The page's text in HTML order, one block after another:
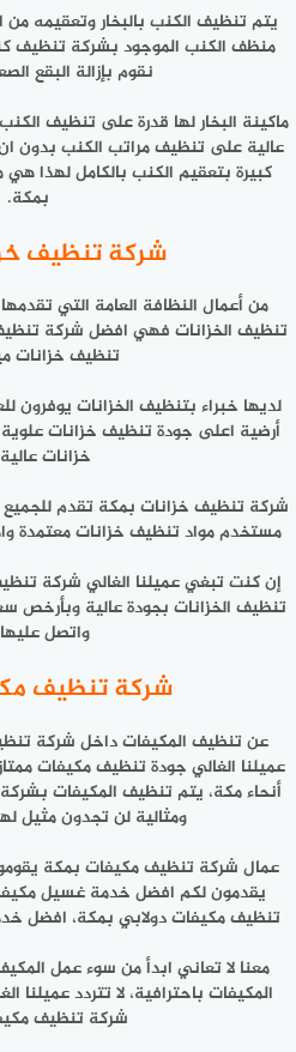
يتم تنظيف الكنب بالبخار وتعقيمه من
منظف الكنب الموجود بشركة تنظيف
نقوم بإزالة البقع
ماكينة البخار لها قدرة على تنظيف
عالية على تنظيف مراتب الكنب بدون
كبيرة بتعقيم الكنب بالكامل لهذا
بمكة.
شركة تنظيف
من أعمال النظافة العامة التي تقدمها
تنظيف الخزانات فهي افضل شركة
تنظيف خزانات
لديها خبراء بتنظيف الخزانات يوفرون
أرضية اعلى جودة تنظيف خزانات
خزانات
شركة تنظيف خزانات بمكة تقدم
مستخدم مواد تنظيف خزانات معتمدة
إن كنت تبغي عميلنا الغالي شركة
تنظيف الخزانات بجودة عالية وبأرخص
واتصل عليها
شركة تنظيف
عن تنظيف المكيفات داخل شركة
عميلنا الغالي جودة تنظيف مكيفات
أنحاء مكة، يتم تنظيف المكيفات
ومثالية لن تجدون مثيل
عمال شركة تنظيف مكيفات بمكة
يقدمون لكم افضل خدمة غسيل
تنظيف مكيفات دولابي بمكة، افضل
معنا لا تعاني ابدأ من سوء عمل
المكيفات باحترافية، لا تتردد عميلنا
شركة تنظيف